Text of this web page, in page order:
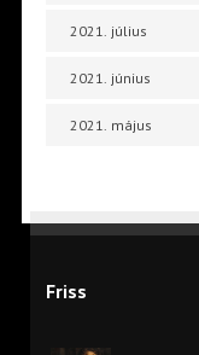
2021. július
2021. június
2021. május
Friss